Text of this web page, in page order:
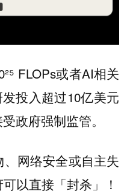
FLOPs或者AI相关
投入超过10亿美元
政府强制监管。
网络安全或自主失
以直接「封杀」！